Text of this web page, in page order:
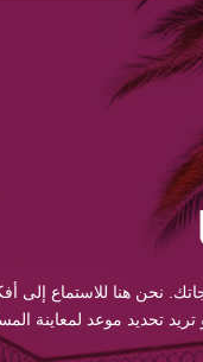
نحن هنا للاستماع
تحديد موعد لمعاينة